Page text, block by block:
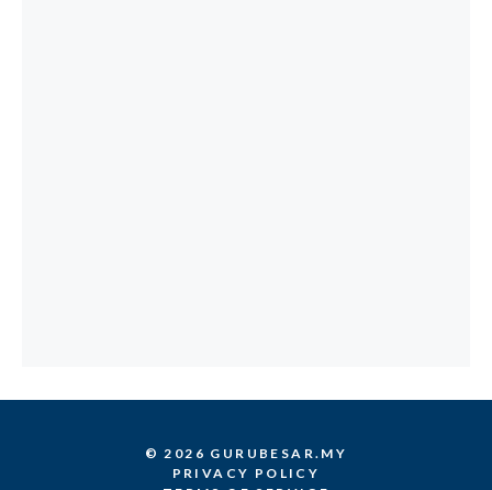
© 2026 GURUBESAR.MY
PRIVACY POLICY